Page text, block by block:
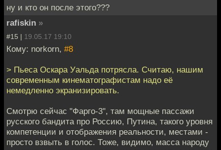
ну и кто он после этого???
rafiskin »
#15 | 19.05.17 19:10
Кому: norkorn, #8
> Пьеса Оскара Уальда потрясла. Считаю, нашим
современным кинематографистам надо её
немедленно экранизировать.
Смотрю сейчас "Фарго-3", там мощные пассажи
русского бандита про Россию, Путина, такого уровня
компетенции и отображения реальности, местами -
просто взвыть в голос. Тоже, видимо, масса народу